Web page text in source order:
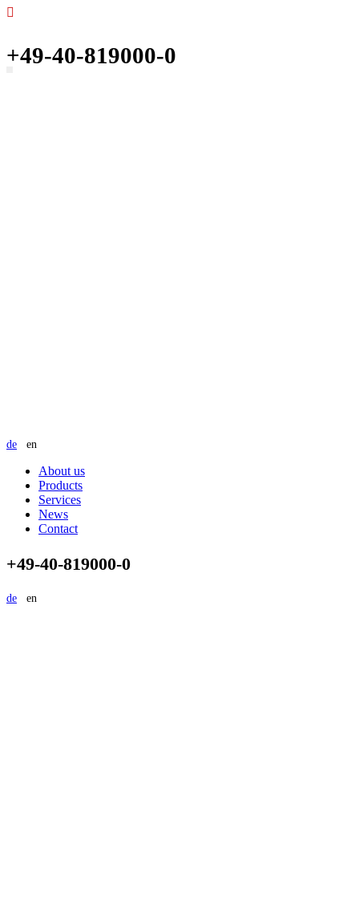
+49-40-819000-0
de en
About us
Products
Services
News
Contact
+49-40-819000-0
de en